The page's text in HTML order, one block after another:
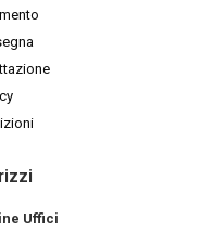
Uffici